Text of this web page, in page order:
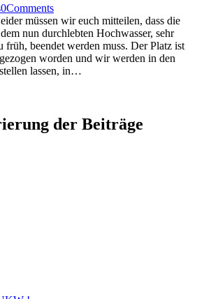
0Comments
müssen wir euch mitteilen, dass die
nun durchlebten Hochwasser, sehr
früh, beendet werden muss. Der Platz ist
worden und wir werden in den
lassen, in…
der Beiträge